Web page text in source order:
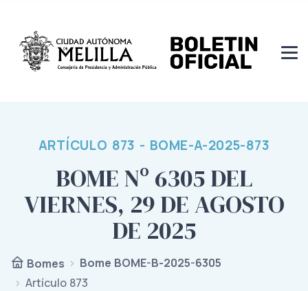
ARTÍCULO 873 - BOME-A-2025-873
BOME Nº 6305 DEL
VIERNES, 29 DE AGOSTO
DE 2025
Bomes
Bome BOME-B-2025-6305
Artículo 873